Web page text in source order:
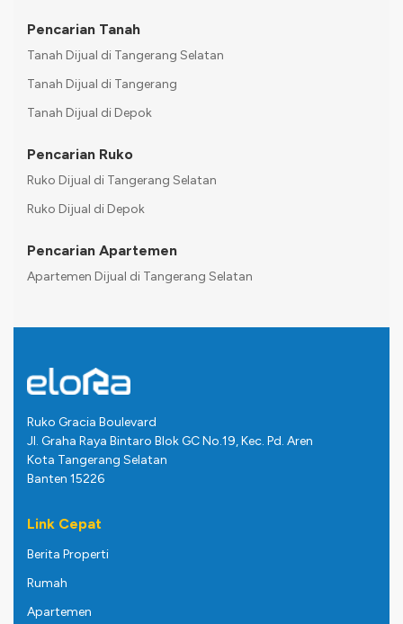
Pencarian Tanah
Tanah Dijual di Tangerang Selatan
Tanah Dijual di Tangerang
Tanah Dijual di Depok
Pencarian Ruko
Ruko Dijual di Tangerang Selatan
Ruko Dijual di Depok
Pencarian Apartemen
Apartemen Dijual di Tangerang Selatan
Ruko Gracia Boulevard
Jl. Graha Raya Bintaro Blok GC No.19, Kec. Pd. Aren
Kota Tangerang Selatan
Banten 15226
Link Cepat
Berita Properti
Rumah
Apartemen